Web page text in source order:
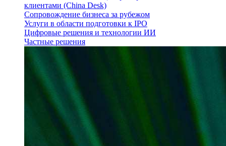
клиентами (China Desk)
Сопровождение бизнеса за рубежом
Услуги в области подготовки к IPO
Цифровые решения и технологии ИИ
Частные решения